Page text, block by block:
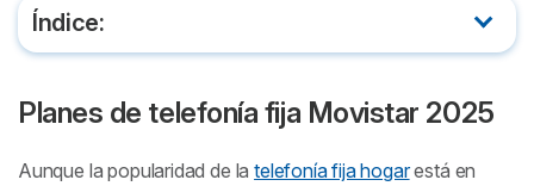
Índice:
Cómo contratar el servicio de telefonía hogar con
Movistar
Planes de telefonía fija Movistar 2025
Aunque la popularidad de latelefonía fija hogarestá en